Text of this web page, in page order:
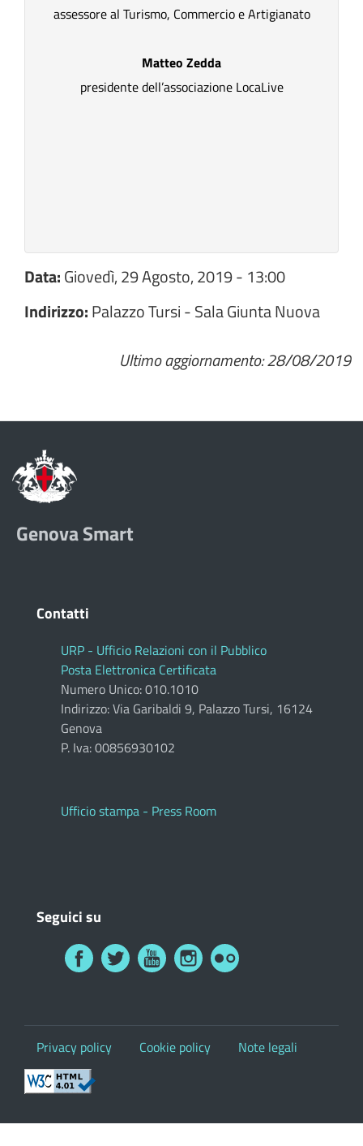
assessore al Turismo, Commercio e Artigianato
Matteo Zedda
presidente dell’associazione LocaLive
Data:Giovedì, 29 Agosto, 2019 - 13:00
Indirizzo:Palazzo Tursi - Sala Giunta Nuova
Ultimo aggiornamento: 28/08/2019
Genova Smart
Contatti
URP - Ufficio Relazioni con il Pubblico
Posta Elettronica Certificata
Numero Unico: 010.1010
Indirizzo: Via Garibaldi 9, Palazzo Tursi, 16124
Genova
P. Iva: 00856930102
Ufficio stampa - Press Room
Seguici su
Privacy policy Cookie policy Note legali